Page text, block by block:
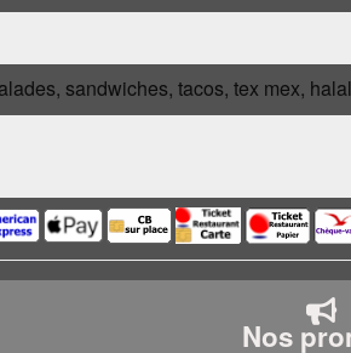
sandwiches, tacos, tex mex, halal
Nos